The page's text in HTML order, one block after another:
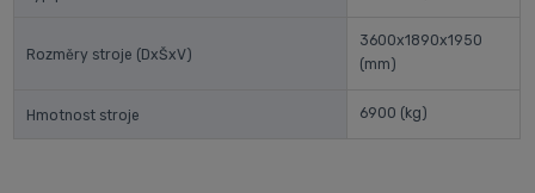
Rozměry stroje (DxŠxV)
3600x1890x1950
(mm)
Hmotnost stroje 6900 (kg)